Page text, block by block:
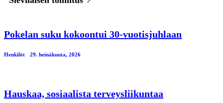
Pokelan suku kokoontui 30-vuotisjuhlaan
Henkilöt 29. heinäkuuta, 2026
Hauskaa, sosiaalista terveysliikuntaa